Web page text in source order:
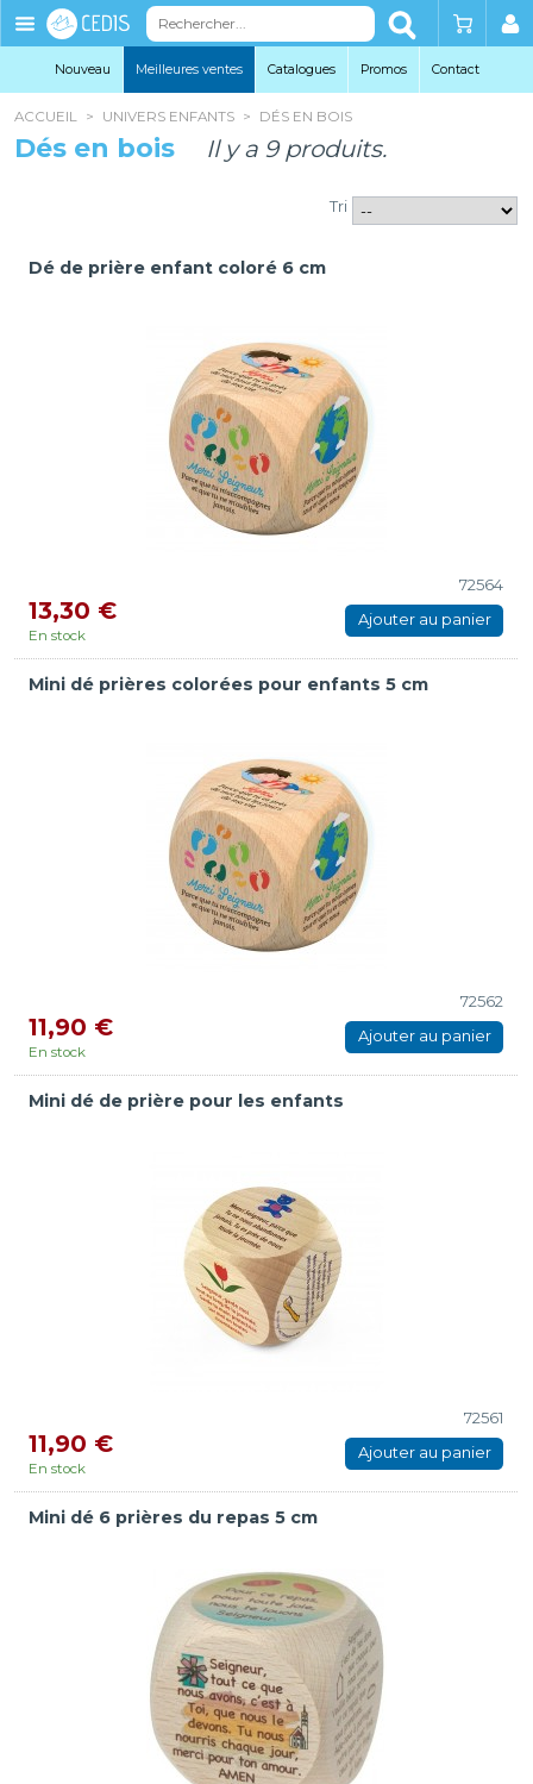
Éditions
Cedis
Nouveau Meilleures ventes Catalogues Promos Contact
ACCUEIL > UNIVERS ENFANTS > DÉS EN BOIS
Dés en bois Il y a 9 produits.
Tri
Dé de prière enfant coloré 6 cm
72564
13,30 €
En stock
Ajouter au panier
Mini dé prières colorées pour enfants 5 cm
72562
11,90 €
En stock
Ajouter au panier
Mini dé de prière pour les enfants
72561
11,90 €
En stock
Ajouter au panier
Mini dé 6 prières du repas 5 cm